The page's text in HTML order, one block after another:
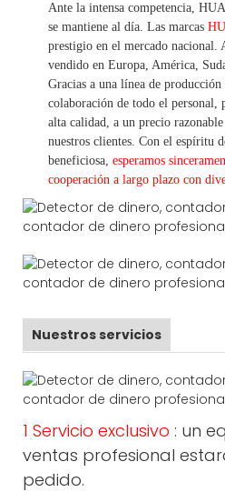
Ante la intensa competencia,
se mantiene al día. Las marcas
prestigio en el mercado nacional.
vendido en Europa, América,
Gracias a una línea de
colaboración de todo el personal,
alta calidad, a un precio
nuestros clientes. Con el espíritu
beneficiosa, esperamos
cooperación a largo plazo con
Nuestros servicios
1 Servicio exclusivo : un
ventas profesional
pedido.